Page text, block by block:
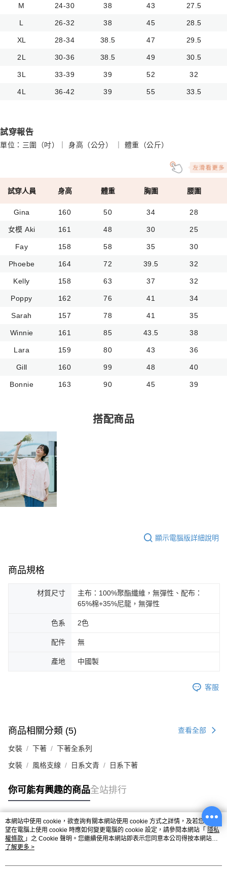
M 24-30 38 43 27.5
L 26-32 38 45 28.5
XL 28-34 38.5 47 29.5
2L 30-36 38.5 49 30.5
3L 33-39 39 52 32
4L 36-42 39 55 33.5
試穿報告
單位：三圍（吋）｜ 身高（公分） ｜ 體重（公斤）
試穿人員 身高 體重 胸圍 腰圍
Gina 160 50 34 28
女模 Aki 161 48 30 25
Fay 158 58 35 30
Phoebe 164 72 39.5 32
Kelly 158 63 37 32
Poppy 162 76 41 34
Sarah 157 78 41 35
Winnie 161 85 43.5 38
Lara 159 80 43 36
Gill 160 99 48 40
Bonnie 163 90 45 39
搭配商品
顯示電腦版詳細說明
商品規格
材質尺寸
主布：100%聚酯纖維，無彈性、配布：
65%棉+35%尼龍，無彈性
色系 2色
配件 無
產地 中國製
客服
商品相關分類 (5) 查看全部
女裝 下著 下著全系列
女裝 風格支線 日系文青 日系下著
你可能有興趣的商品全站排行
熱門標籤
本網站中使用 cookie，欲查詢有關本網站使用 cookie 方式之詳情，及若您不希
望在電腦上使用 cookie 時應如何變更電腦的 cookie 設定，請參閱本網站「 隱私
權條款 」之 Cookie 聲明。您繼續使用本網站即表示您同意本公司得按本網站使
用條款之 Cookie 聲明使用 cookie。
了解更多 >